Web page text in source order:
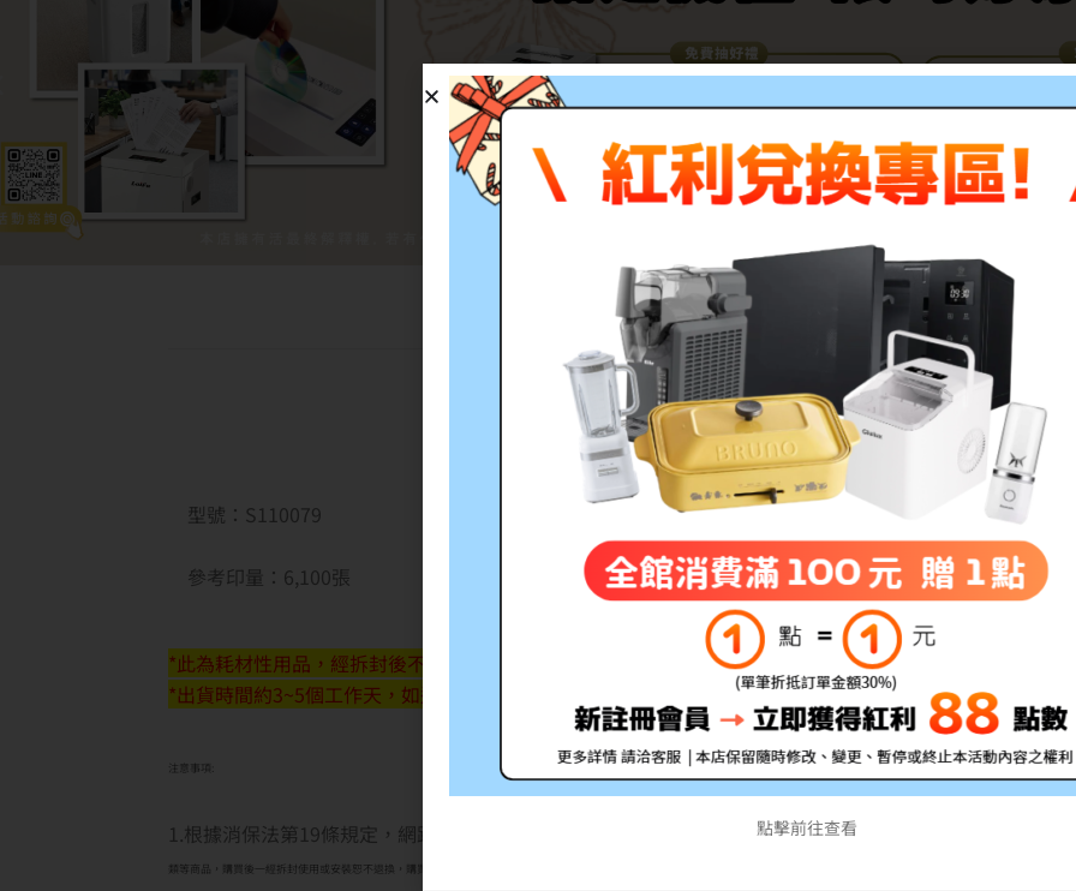
描述
EPSON 高印量環保碳粉匣
型號：S110079 適用機型：AL-M220DN/AL-M310DN
參考印量：6,100張 備註:所有的印量均是在A4紙張上列印5%的覆蓋率計算
*此為耗材性用品，經拆封後不予退貨(除新品不良)，拆封前請務必確認清楚型號!!
*出貨時間約3~5個工作天，如遇缺貨將另行通知
注意事項:
1.根據消保法第19條規定，網路購物消費者均享有商品到貨 七天鑑賞期（非試用期）之權益。如欲試用請至原廠展示中心試用；3C商品如電腦
類等商品，購買後一經拆封使用或安裝恕不退換，購買前應詳閱原廠之商品規格說明，本公司不接受購買試用後不滿意商品之理由退貨。購買前請務必確認機型是否為您所需！
點擊前往查看